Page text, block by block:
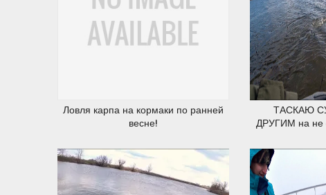
Ловля карпа на кормаки по ранней
весне!
ТАСКАЮ
ДРУГИМ на не
16.03.2020